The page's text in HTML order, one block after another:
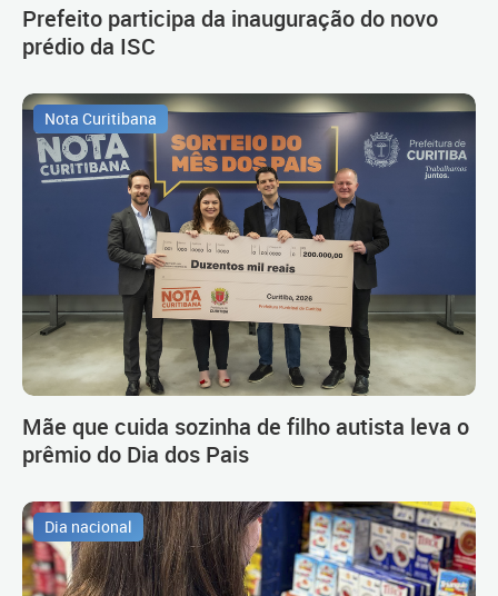
Prefeito participa da inauguração do novo
prédio da ISC
Nota Curitibana
Mãe que cuida sozinha de filho autista leva o
prêmio do Dia dos Pais
Dia nacional